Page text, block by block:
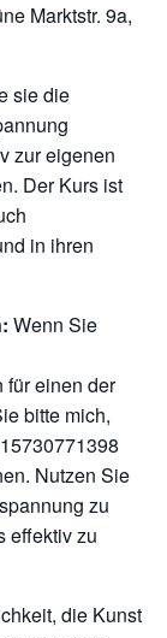
Marktstr. 9a,
sie die
zur eigenen
Der Kurs ist
in ihren
Wenn Sie
für einen der
bitte mich,
Nutzen Sie
zu
effektiv zu
die Kunst